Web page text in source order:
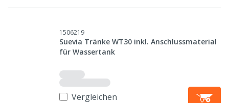
1506219
Suevia Tränke WT30 inkl. Anschlussmaterial
für Wassertank
Vergleichen